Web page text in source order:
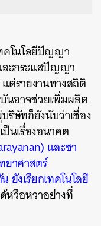
คโนโลยีปัญญา
ละกระแสปัญญา
ต่รายงานทางสถิติ
นอาจช่วยเพิ่มผลิต
ริษัทก็ยังนับว่าเชื่อง
นเรื่องอนาคต
และซา
ยาศาสตร์
งเรียกเทคโนโลยี
หวือหวาอย่างที่